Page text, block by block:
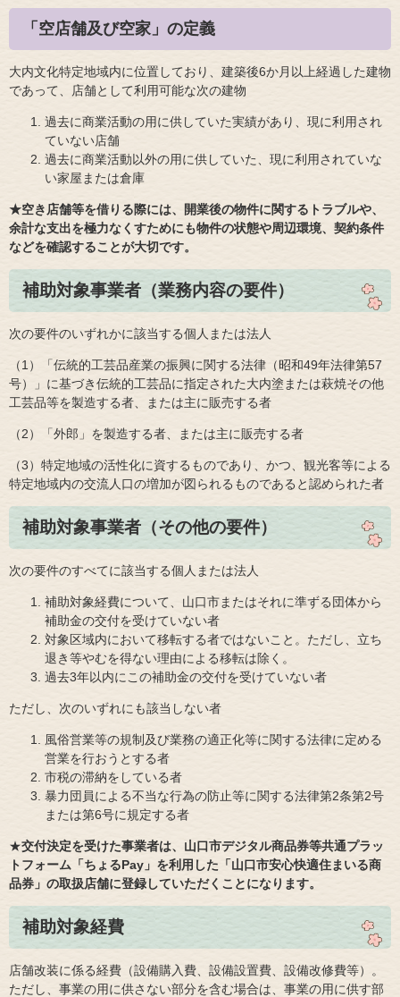
「空店舗及び空家」の定義
大内文化特定地域内に位置しており、建築後6か月以上経過した建物
であって、店舗として利用可能な次の建物
過去に商業活動の用に供していた実績があり、現に利用され
ていない店舗
過去に商業活動以外の用に供していた、現に利用されていな
い家屋または倉庫
★空き店舗等を借りる際には、開業後の物件に関するトラブルや、
余計な支出を極力なくすためにも物件の状態や周辺環境、契約条件
などを確認することが大切です。
補助対象事業者（業務内容の要件）
​次の要件のいずれかに該当する個人または法人
（1）「伝統的工芸品産業の振興に関する法律（昭和49年法律第57
号）」に基づき伝統的工芸品に指定された大内塗または萩焼その他
工芸品等を製造する者、または主に販売する者
（2）「外郎」を製造する者、または主に販売する者
（3）特定地域の活性化に資するものであり、かつ、観光客等による
特定地域内の交流人口の増加が図られるものであると認められた者
補助対象事業者（その他の要件）
次の要件のすべてに該当する個人または法人​
補助対象経費について、山口市またはそれに準ずる団体から
補助金の交付を受けていない者
対象区域内において移転する者ではないこと。ただし、立ち
退き等やむを得ない理由による移転は除く。
過去3年以内にこの補助金の交付を受けていない者
​ただし、次のいずれにも該当しない者
風俗営業等の規制及び業務の適正化等に関する法律に定める
営業を行おうとする者
市税の滞納をしている者
暴力団員による不当な行為の防止等に関する法律第2条第2号
または第6号に規定する者
★交付決定を受けた事業者は、山口市デジタル商品券等共通プラッ
トフォーム「ちょるPay」を利用した「山口市安心快適住まいる商
品券」の取扱店舗に登録していただくことになります。
補助対象経費​
店舗改装に係る経費（設備購入費、設備設置費、設備改修費等）。
ただし、事業の用に供さない部分を含む場合は、事業の用に供す部